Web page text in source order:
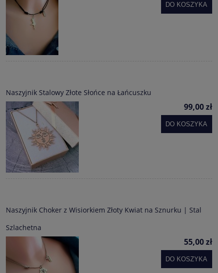
DO KOSZYKA
Naszyjnik Stalowy Złote Słońce na Łańcuszku
99,00 zł
DO KOSZYKA
Naszyjnik Choker z Wisiorkiem Złoty Kwiat na Sznurku | Stal
Szlachetna
55,00 zł
DO KOSZYKA